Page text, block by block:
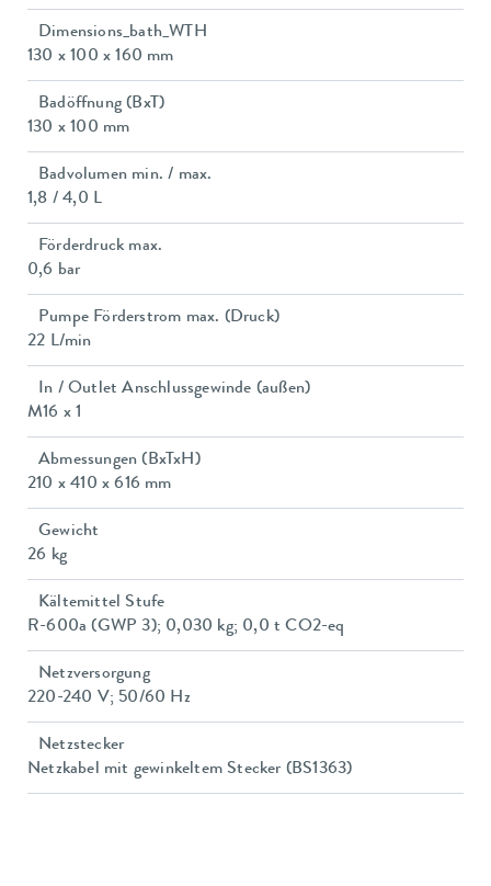
Dimensions_bath_WTH
130 x 100 x 160 mm
Badöffnung (BxT)
130 x 100 mm
Badvolumen min. / max.
1,8 / 4,0 L
Förderdruck max.
0,6 bar
Pumpe Förderstrom max. (Druck)
22 L/min
In / Outlet Anschlussgewinde (außen)
M16 x 1
Abmessungen (BxTxH)
210 x 410 x 616 mm
Gewicht
26 kg
Kältemittel Stufe
R-600a (GWP 3); 0,030 kg; 0,0 t CO2-eq
Netzversorgung
220-240 V; 50/60 Hz
Netzstecker
Netzkabel mit gewinkeltem Stecker (BS1363)